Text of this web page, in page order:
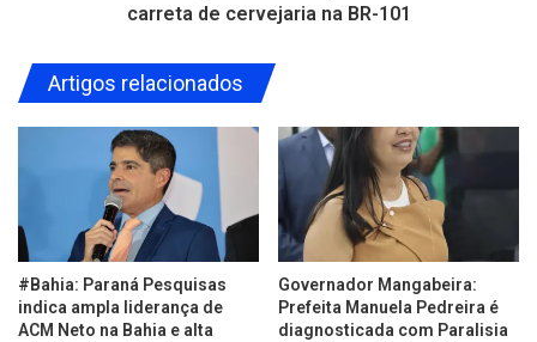
carreta de cervejaria na BR-101
Artigos relacionados
#Bahia: Paraná Pesquisas
indica ampla liderança de
ACM Neto na Bahia e alta
Governador Mangabeira:
Prefeita Manuela Pedreira é
diagnosticada com Paralisia